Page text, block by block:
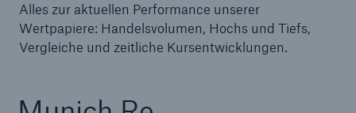
Alles zur aktuellen Performance unserer
Wertpapiere: Handelsvolumen, Hochs und Tiefs,
Vergleiche und zeitliche Kursentwicklungen.
71.8%